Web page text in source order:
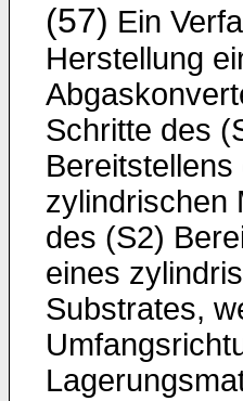
(57) Ein
Herstellung
Schritte des
Bereitstellens
zylindrischen
des (S2)
eines
Substrates,